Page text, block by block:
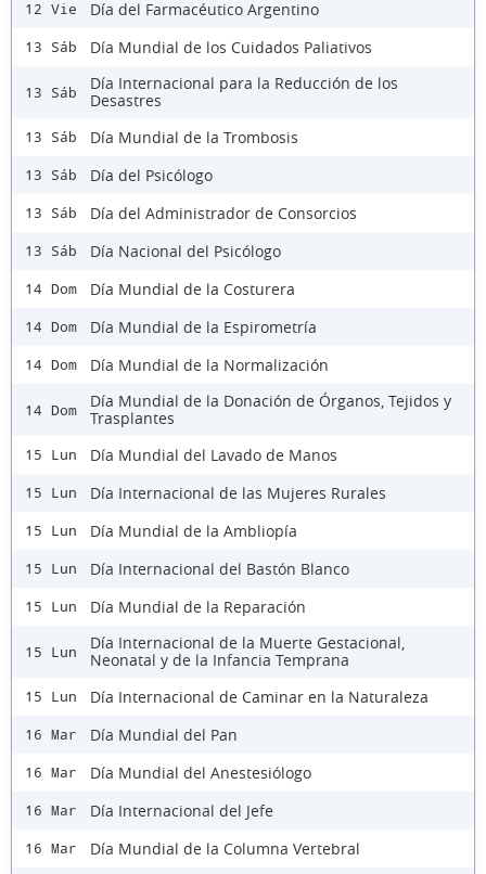
12 Vie Día del Farmacéutico Argentino
13 Sáb Día Mundial de los Cuidados Paliativos
13 Sáb
Día Internacional para la Reducción de los
Desastres
13 Sáb Día Mundial de la Trombosis
13 Sáb Día del Psicólogo
13 Sáb Día del Administrador de Consorcios
13 Sáb Día Nacional del Psicólogo
14 Dom Día Mundial de la Costurera
14 Dom Día Mundial de la Espirometría
14 Dom Día Mundial de la Normalización
14 Dom
Día Mundial de la Donación de Órganos, Tejidos y
Trasplantes
15 Lun Día Mundial del Lavado de Manos
15 Lun Día Internacional de las Mujeres Rurales
15 Lun Día Mundial de la Ambliopía
15 Lun Día Internacional del Bastón Blanco
15 Lun Día Mundial de la Reparación
15 Lun
Día Internacional de la Muerte Gestacional,
Neonatal y de la Infancia Temprana
15 Lun Día Internacional de Caminar en la Naturaleza
16 Mar Día Mundial del Pan
16 Mar Día Mundial del Anestesiólogo
16 Mar Día Internacional del Jefe
16 Mar Día Mundial de la Columna Vertebral